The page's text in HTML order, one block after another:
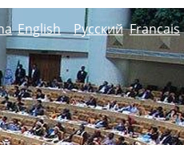
English Русский Francais